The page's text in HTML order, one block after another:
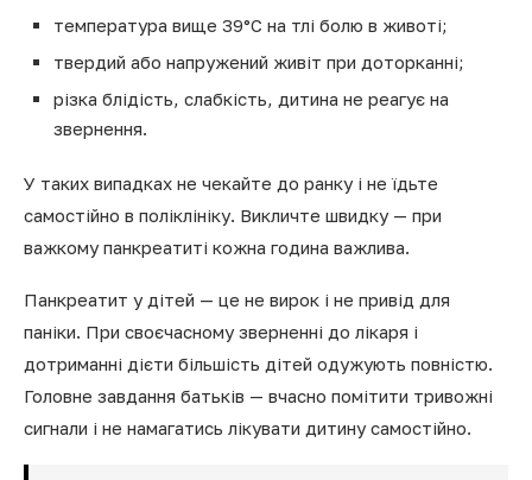
температура вище 39°C на тлі болю в животі;
твердий або напружений живіт при доторканні;
різка блідість, слабкість, дитина не реагує на
звернення.
У таких випадках не чекайте до ранку і не їдьте
самостійно в поліклініку. Викличте швидку — при
важкому панкреатиті кожна година важлива.
Панкреатит у дітей — це не вирок і не привід для
паніки. При своєчасному зверненні до лікаря і
дотриманні дієти більшість дітей одужують повністю.
Головне завдання батьків — вчасно помітити тривожні
сигнали і не намагатись лікувати дитину самостійно.